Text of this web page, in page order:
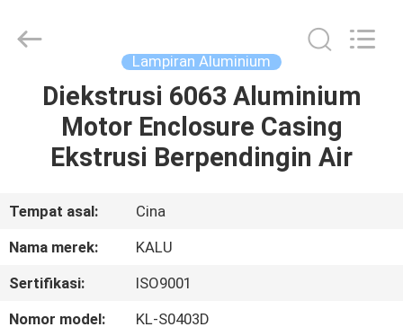
RUMAH
PRODUK
TAMPILAN
VR
TENTANG
Rights
Lampiran Aluminium
Diekstrusi 6063 Aluminium
Motor Enclosure Casing
Ekstrusi Berpendingin Air
Tempat asal:
Cina
Nama merek:
KALU
Sertifikasi:
ISO9001
Nomor model:
KL-S0403D